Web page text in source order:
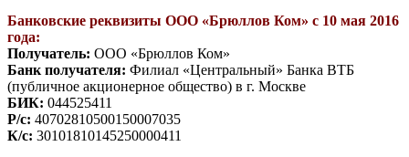
Банковские реквизиты ООО «Брюллов Ком» с 10 мая 2016
года:
Получатель: ООО «Брюллов Ком»
Банк получателя: Филиал «Центральный» Банка ВТБ
(публичное акционерное общество) в г. Москве
БИК: 044525411
Р/с: 40702810500150007035
К/с: 30101810145250000411